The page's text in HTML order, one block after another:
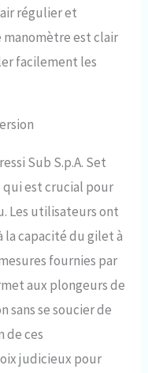
régulier et
manomètre est clair
facilement les
Sub S.p.A. Set
est crucial pour
Les utilisateurs ont
capacité du gilet à
fournies par
aux plongeurs de
sans se soucier de
de ces
judicieux pour